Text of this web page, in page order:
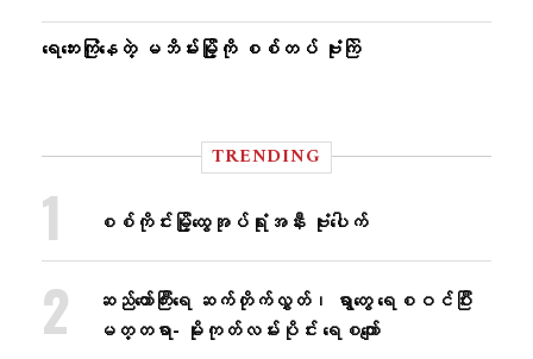
ရေဘေးကြုံနေတဲ့ မဘိမ်းမြို့ကို စစ်တပ် ဗုံးကြဲ
TRENDING
စစ်ကိုင်းမြို့ထွေအုပ်ရုံးအနီး ဗုံးပေါက်
ဆည်တော်ကြီးရေ ဆက်တိုက်လွှတ်၊ ရွာတွေ ရေစဝင်ပြီး
မတ္တရာ- မိုးကုတ်လမ်းပိုင်း ရေစကျော်